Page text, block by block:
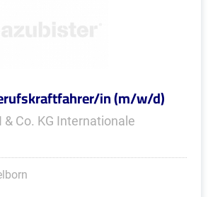
in (m/w/d)
Co. KG Internationale